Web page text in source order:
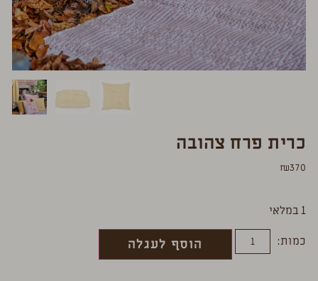
כרית פרח צהובה
₪370
1 במלאי
כמות:
הוסף לעגלה